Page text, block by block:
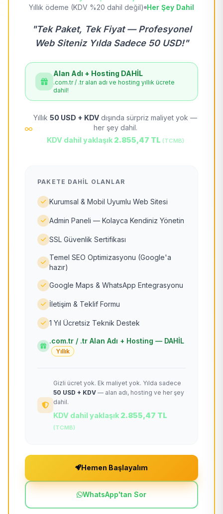
Yıllık ödeme (KDV %20 dahil değil) Her Şey Dahil
"Tek Paket, Tek Fiyat — Profesyonel
Web Siteniz Yılda Sadece 50 USD!"
Alan Adı + Hosting DAHİL
.com.tr / .tr alan adı ve hosting yıllık ücrete
dahil!
Yıllık 50 USD + KDV dışında sürpriz maliyet yok —
her şey dahil.
KDV dahil yaklaşık 2.855,47 TL (TCMB)
PAKETE DAHIL OLANLAR
Kurumsal & Mobil Uyumlu Web Sitesi
Admin Paneli — Kolayca Kendiniz Yönetin
SSL Güvenlik Sertifikası
Temel SEO Optimizasyonu (Google'a
hazır)
Google Maps & WhatsApp Entegrasyonu
İletişim & Teklif Formu
1 Yıl Ücretsiz Teknik Destek
.com.tr / .tr Alan Adı + Hosting — DAHİL
Yıllık
Gizli ücret yok. Ek maliyet yok. Yılda sadece
50 USD + KDV — alan adı, hosting ve her şey
dahil.
KDV dahil yaklaşık 2.855,47 TL
(TCMB)
Hemen Başlayalım
WhatsApp'tan Sor